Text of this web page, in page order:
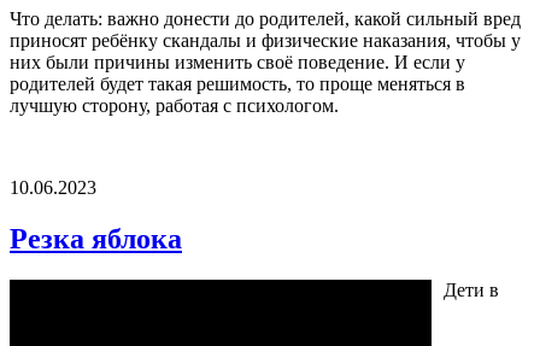
Что делать: важно донести до родителей, какой сильный вред
приносят ребёнку скандалы и физические наказания, чтобы у
них были причины изменить своё поведение. И если у
родителей будет такая решимость, то проще меняться в
лучшую сторону, работая с психологом.
10.06.2023
Резка яблока
Дети в